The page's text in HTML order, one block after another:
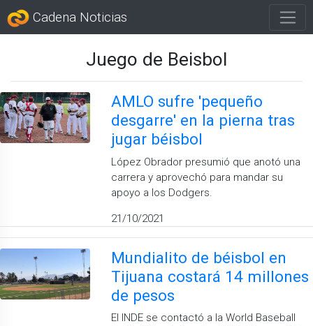
Cadena Noticias
Juego de Beisbol
AMLO sufre 'pequeño
desgarre' en la pierna tras
jugar béisbol
López Obrador presumió que anotó una
carrera y aprovechó para mandar su
apoyo a los Dodgers.
21/10/2021
Mundialito de béisbol en
Tijuana costará 14 millones
de pesos
El INDE se contactó a la World Baseball